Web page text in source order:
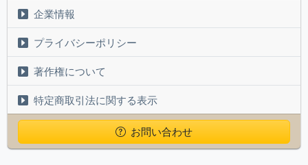
企業情報
プライバシーポリシー
著作権について
特定商取引法に関する表示
お問い合わせ